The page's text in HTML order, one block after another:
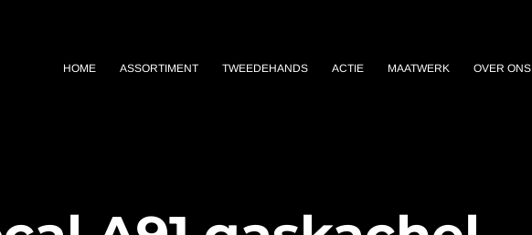
HOME ASSORTIMENT TWEEDEHANDS ACTIE MAATWERK OVER ONS